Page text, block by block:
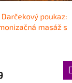
poukaz:
masáž s